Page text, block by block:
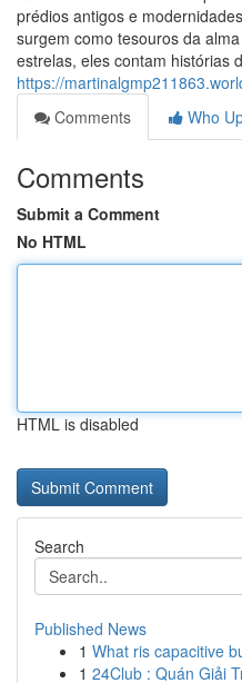
prédios antigos e
surgem como tesouros da
estrelas, eles contam histórias
https://
Comments
Who
Comments
Submit a Comment
No HTML
HTML is disabled
Search
Published News
1 What ris capacitive
1 24Club : Quán Giải